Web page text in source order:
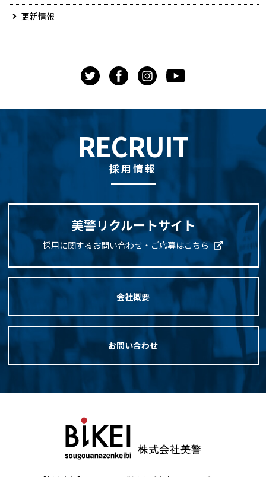
更新情報
RECRUIT
採用情報
美警リクルートサイト
採用に関するお問い合わせ・ご応募はこちら
会社概要
お問い合わせ